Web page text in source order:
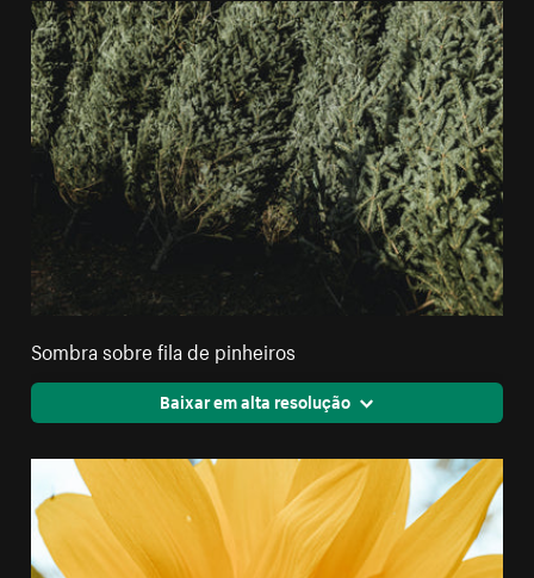
Sombra sobre fila de pinheiros
Baixar em alta resolução